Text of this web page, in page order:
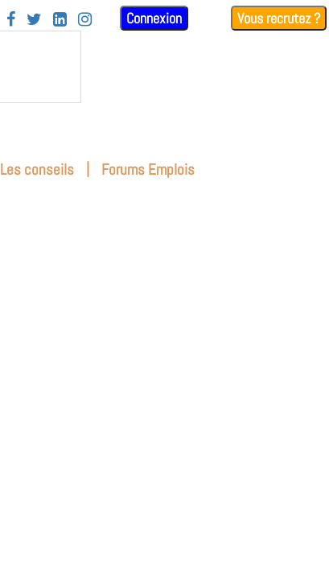
    Connexion Vous recrutez ?
Les conseils | Forums Emplois